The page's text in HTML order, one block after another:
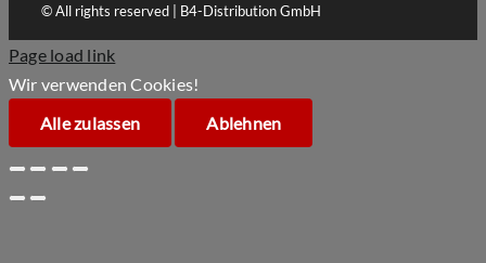
© All rights reserved | B4-Distribution GmbH
Page load link
Wir verwenden Cookies!
Alle zulassen
Ablehnen